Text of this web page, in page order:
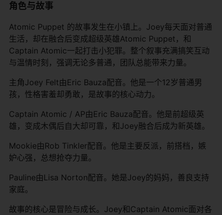
角色与故事
Atomic Puppet 的故事发生在小镇上。Joey每天面对普通
生活，却在融合后变成超级英雄Atomic Puppet，和
Captain Atomic一起打击小犯罪。整个叙事充满搞笑互动
与温情时刻，强调无论多普通，团队总能带来力量。
主角Joey Felt由Eric Bauza配音。他是一个12岁普通男
孩，性格害羞却勇敢，是故事的核心动力。
Captain Atomic / AP由Eric Bauza配音。他是前超级英
雄，变成木偶后自大却可靠，和Joey融合后成为新英雄。
Mookie由Rob Tinkler配音。他是主要反派，前搭档，嫉
妒心强，总想抢夺力量。
Pauline由Lisa Norton配音。她是Joey的妈妈，善良支持
家庭。
故事的核心是冒险与成长。Joey和Captain Atomic面对各